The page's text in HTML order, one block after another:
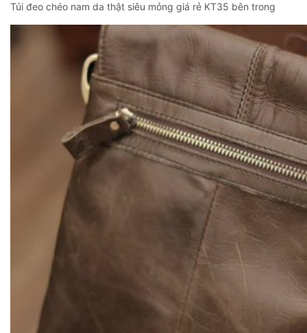
Túi đeo chéo nam da thật siêu mỏng giá rẻ KT35 bên trong